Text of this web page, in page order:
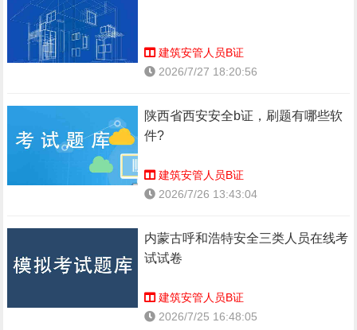
建筑安管人员B证
2026/7/27 18:20:56
陕西省西安安全b证，刷题有哪些软
件?
建筑安管人员B证
2026/7/26 13:43:04
内蒙古呼和浩特安全三类人员在线考
试试卷
建筑安管人员B证
2026/7/25 16:48:05